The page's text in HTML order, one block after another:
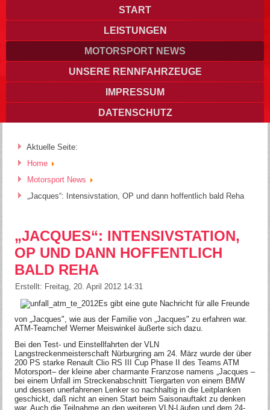
START
LEISTUNGEN
MOTORSPORT NEWS
UNSERE RENNFAHRZEUGE
IMPRESSUM
DATENSCHUTZ
Aktuelle Seite:
Home
Motorsport News
„Jacques“: Intensivstation, OP und dann hoffentlich bald Reha
„JACQUES“: INTENSIVSTATION,
OP UND DANN HOFFENTLICH
BALD REHA
Erstellt: Freitag, 20. April 2012 14:31
Es gibt eine gute Nachricht für alle Freunde
von „Jacques", wie aus der Familie von „Jacques" zu erfahren war.
ATM-Teamchef Werner Meiswinkel äußerte sich dazu.
Bei den Test- und Einstellfahrten der VLN
Langstreckenmeisterschaft Nürburgring am 24. März wurde der über
200 PS starke Renault Clio RS III Cup Phase II des Teams ATM
Motorsport– der kleine aber charmante Franzose namens „Jacques –
bei einem Unfall im Streckenabschnitt Tiergarten von einem BMW
und dessen unerfahrenen Lenker so nachhaltig in die Leitplanken
geschickt, daß nicht an einen Start beim Saisonauftakt zu denken
war. Auch die Teilnahme an den weiteren VLN-Läufen und dem 24-